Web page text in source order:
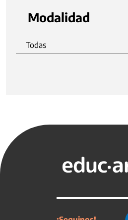
Modalidad
Todas